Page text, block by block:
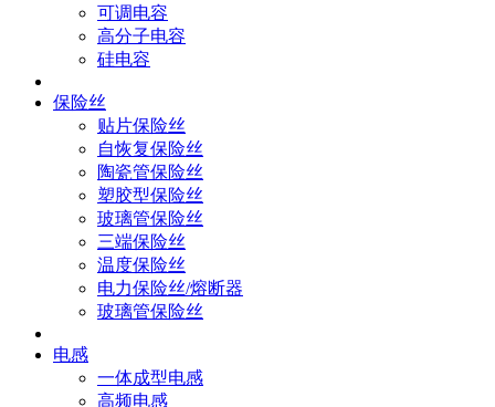
可调电容
高分子电容
硅电容
保险丝
贴片保险丝
自恢复保险丝
陶瓷管保险丝
塑胶型保险丝
玻璃管保险丝
三端保险丝
温度保险丝
电力保险丝/熔断器
玻璃管保险丝
电感
一体成型电感
高频电感